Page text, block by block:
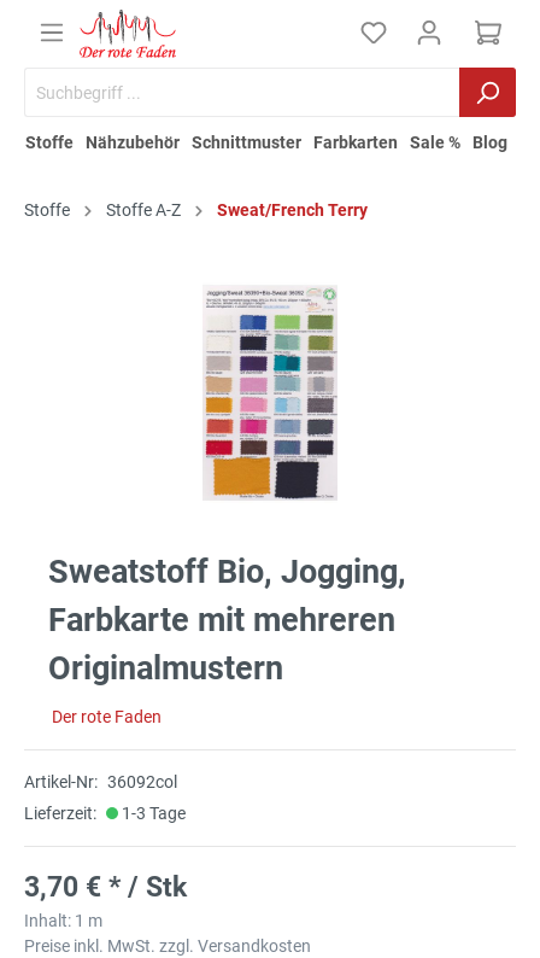
Stoffe Nähzubehör Schnittmuster Farbkarten Sale % Blog
Stoffe Stoffe A-Z Sweat/French Terry
Sweatstoff Bio, Jogging,
Farbkarte mit mehreren
Originalmustern
Der rote Faden
Artikel-Nr: 36092col
Lieferzeit:
1-3 Tage
3,70 € * / Stk
Inhalt: 1 m
Preise inkl. MwSt. zzgl. Versandkosten